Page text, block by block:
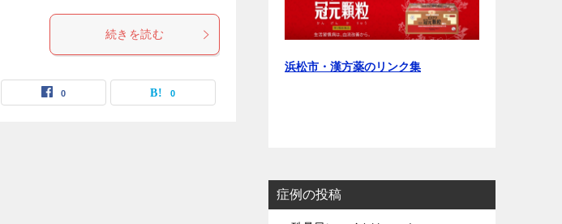
続きを読む
0 0
浜松市・漢方薬のリンク集
症例の投稿